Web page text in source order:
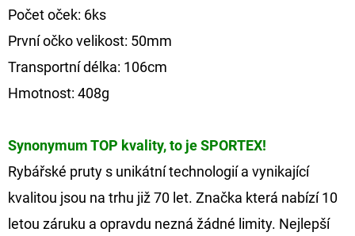
Počet oček: 6ks
První očko velikost: 50mm
Transportní délka: 106cm
Hmotnost: 408g
Synonymum TOP kvality, to je SPORTEX!
Rybářské pruty s unikátní technologií a vynikající
kvalitou jsou na trhu již 70 let. Značka která nabízí 10
letou záruku a opravdu nezná žádné limity. Nejlepší